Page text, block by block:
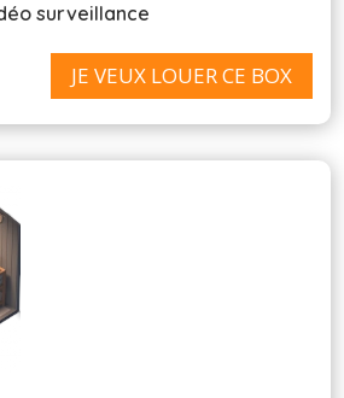
surveillance
JE VEUX LOUER CE BOX